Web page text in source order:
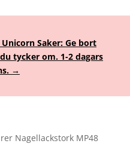
Saker: Ge bort
tycker om. 1-2 dagars
→
Nagellackstork MP48